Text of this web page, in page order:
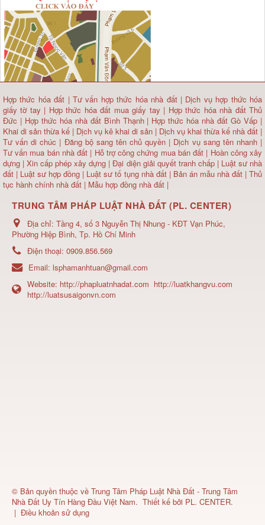
Hợp thức hóa đất |Tư vấn hợp thức hóa nhà đất| Dịch vụ hợp thức hóa
giấy tờ tay | Hợp thức hóa đất mua giấy tay | Hợp thức hóa nhà đất Thủ
Đức | Hợp thức hóa nhà đất Bình Thạnh | Hợp thức hóa nhà đất Gò Vấp |
Khai di sản thừa kế | Dịch vụ kê khai di sản | Dịch vụ khai thừa kế nhà đất |
Tư vấn di chúc | Đăng bộ sang tên chủ quyền | Dịch vụ sang tên nhanh |
Tư vấn mua bán nhà đất | Hỗ trợ công chứng mua bán đất | Hoàn công xây
dựng | Xin cấp phép xây dựng |Đại diện giải quyết tranh chấp | Luật sư nhà
đất | Luật sư hợp đồng | Luật sư tố tụng nhà đất | Bản án mẫu nhà đất|Thủ
tục hành chính nhà đất | Mẫu hợp đồng nhà đất |
TRUNG TÂM PHÁP LUẬT NHÀ ĐẤT (PL. CENTER)
Địa chỉ: Tầng 4, số 3 Nguyễn Thị Nhung - KĐT Vạn Phúc,
Phường Hiệp Bình, Tp. Hồ Chí Minh
Điện thoại: 0909.856.569
Email: lsphamanhtuan@gmail.com
Website: http://phapluatnhadat.com http://luatkhangvu.com
http://luatsusaigonvn.com
© Bản quyền thuộc về Trung Tâm Pháp Luật Nhà Đất - Trung Tâm
Nhà Đất Uy Tín Hàng Đầu Việt Nam. Thiết kế bởi PL. CENTER.
| Điều khoản sử dụng